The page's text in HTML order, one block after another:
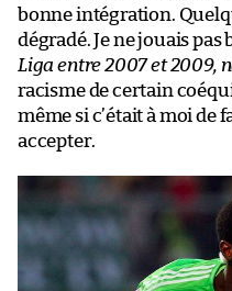
bonne intégration.
dégradé. Je ne jouais pas
Liga entre 2007 et 2009,
racisme de certain
même si c’était à moi de
accepter.